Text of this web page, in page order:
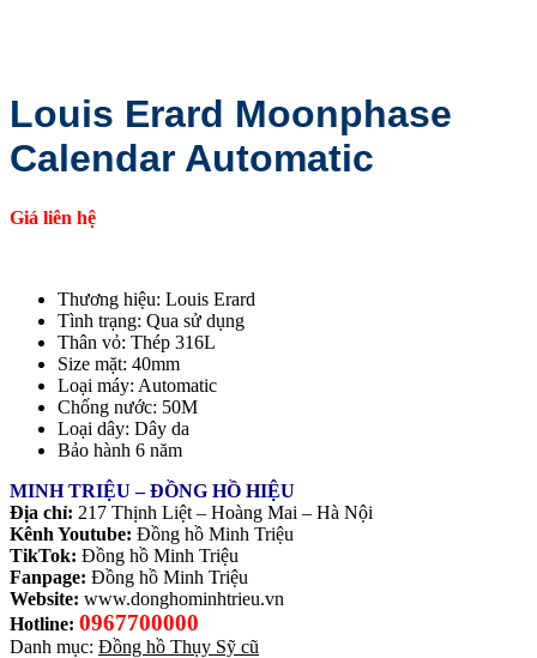
Louis Erard Moonphase
Calendar Automatic
Giá liên hệ
Thương hiệu: Louis Erard
Tình trạng: Qua sử dụng
Thân vỏ: Thép 316L
Size mặt: 40mm
Loại máy: Automatic
Chống nước: 50M
Loại dây: Dây da
Bảo hành 6 năm
MINH TRIỆU – ĐỒNG HỒ HIỆU
Địa chỉ: 217 Thịnh Liệt – Hoàng Mai – Hà Nội
Kênh Youtube: Đồng hồ Minh Triệu
TikTok: Đồng hồ Minh Triệu
Fanpage: Đồng hồ Minh Triệu
Website: www.donghominhtrieu.vn
Hotline: 0967700000
Danh mục: Đồng hồ Thụy Sỹ cũ